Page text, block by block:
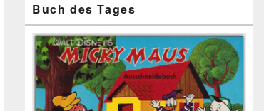
Buch des Tages